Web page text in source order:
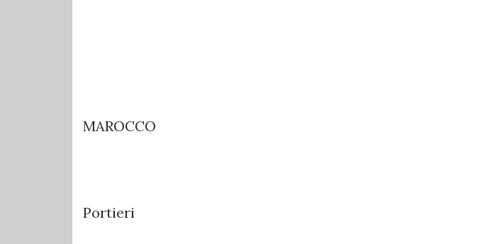
MAROCCO
Portieri